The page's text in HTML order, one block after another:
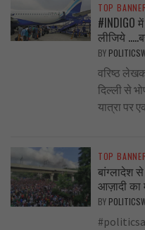
TOP
#INDIGO
लीजिये
BY
वरिष्ठ
दिल्ली से
यात्रा पर
TOP
बांग्लादेश
आज़ादी का
BY